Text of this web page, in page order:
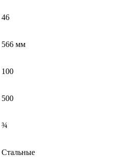
46
566 мм
100
500
¾
Стальные